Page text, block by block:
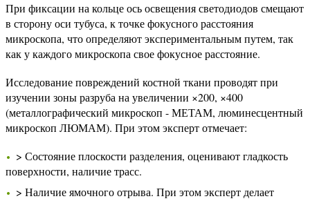
При фиксации на кольце ось освещения светодиодов смещают
в сторону оси тубуса, к точке фокусного расстояния
микроскопа, что определяют экспериментальным путем, так
как у каждого микроскопа свое фокусное расстояние.
Исследование повреждений костной ткани проводят при
изучении зоны разруба на увеличении ×200, ×400
(металлографический микроскоп - МЕТАМ, люминесцентный
микроскоп ЛЮМАМ). При этом эксперт отмечает:
> Состояние плоскости разделения, оценивают гладкость
поверхности, наличие трасс.
> Наличие ямочного отрыва. При этом эксперт делает